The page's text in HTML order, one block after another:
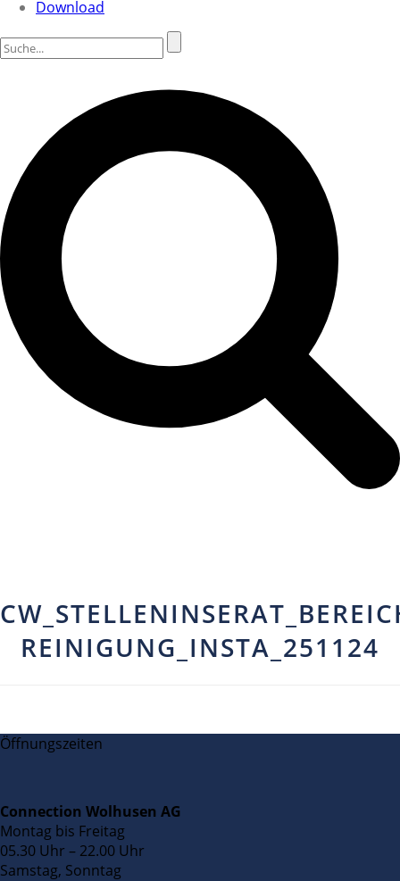
Download
REINIGUNG_INSTA_251124
Öffnungszeiten
Connection Wolhusen AG
Montag bis Freitag
05.30 Uhr – 22.00 Uhr
Samstag, Sonntag